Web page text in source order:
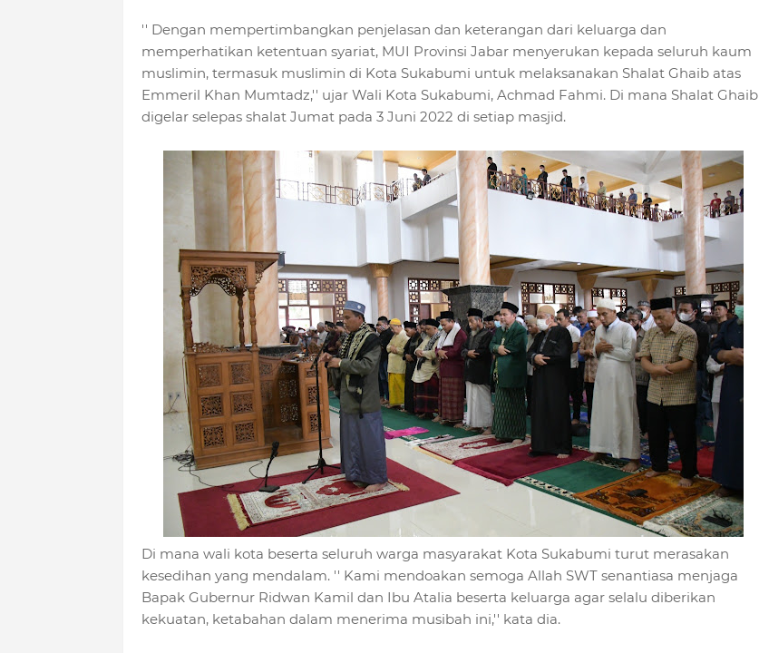
'' Dengan mempertimbangkan penjelasan dan keterangan dari keluarga dan
memperhatikan ketentuan syariat, MUI Provinsi Jabar menyerukan kepada seluruh kaum
muslimin, termasuk muslimin di Kota Sukabumi untuk melaksanakan Shalat Ghaib atas
Emmeril Khan Mumtadz,'' ujar Wali Kota Sukabumi, Achmad Fahmi. Di mana Shalat Ghaib
digelar selepas shalat Jumat pada 3 Juni 2022 di setiap masjid.
Di mana wali kota beserta seluruh warga masyarakat Kota Sukabumi turut merasakan
kesedihan yang mendalam. '' Kami mendoakan semoga Allah SWT senantiasa menjaga
Bapak Gubernur Ridwan Kamil dan Ibu Atalia beserta keluarga agar selalu diberikan
kekuatan, ketabahan dalam menerima musibah ini,'' kata dia.